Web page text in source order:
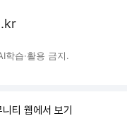
습·활용 금지.
티 웹에서 보기